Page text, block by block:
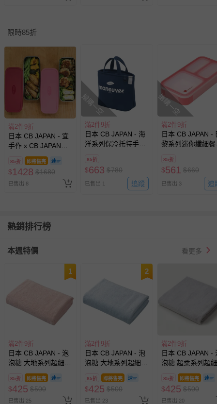
限時85折
滿2件9折
日本 CB JAPAN - 宜
手作 x CB JAPAN長
型不鏽鋼便當盒
+TPU上蓋2入組(紅/
粉上蓋)
(W180×D60×H35mm)-350ml
85折 即將售完
$1428 $1680
已售出 8
搶購一空
滿2件9折
日本 CB JAPAN - 海
洋系列保冷托特手提
藍-210g
85折
$663 $780
已售出 1 追蹤
搶購一空
滿2件9折
日本 CB JAPAN -
黎系列迷你纖細餐
85折
$561 $660
已售出 3 追
熱銷排行榜
本週特價 看更多
1
滿2件9折
日本 CB JAPAN - 泡
泡糖 大地系列超細纖
維4倍吸水浴巾-大地
粉 (W120xH60cm)
85折 即將售完
$425 $500
已售出 25
2
滿2件9折
日本 CB JAPAN - 泡
泡糖 大地系列超細纖
維4倍吸水浴巾-大地
藍 (W120xH60cm)
85折 即將售完
$425 $500
已售出 23
滿2件9折
日本 CB JAPAN -
泡糖 超柔系列超
維3倍吸水浴巾-典
灰 (W1200 X
H600mm)
85折 即將售完
$425 $500
已售出 20